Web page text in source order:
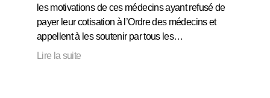
les motivations de ces médecins ayant refusé de
payer leur cotisation à l’Ordre des médecins et
appellent à les soutenir par tous les…
Lire la suite